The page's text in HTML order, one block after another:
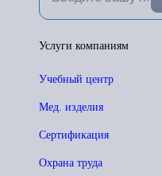
Услуги компаниям
Учебный центр
Мед. изделия
Сертификация
Охрана труда